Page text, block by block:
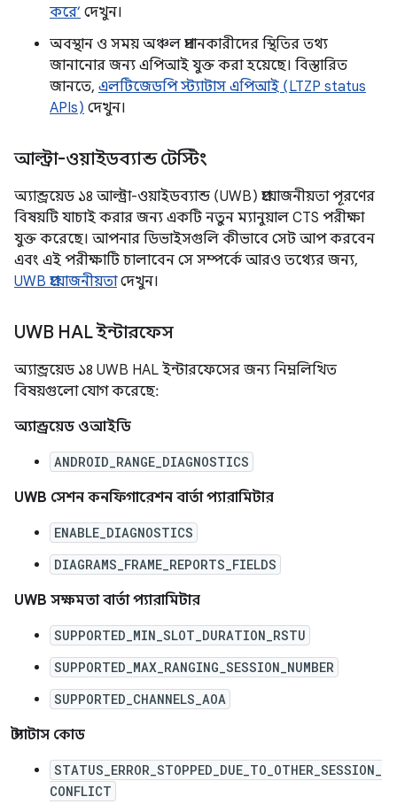
করে’ দেখুন।
অবস্থান ও সময় অঞ্চল প্রদানকারীদের স্থিতির তথ্য
জানানোর জন্য এপিআই যুক্ত করা হয়েছে। বিস্তারিত
জানতে, এলটিজেডপি স্ট্যাটাস এপিআই (LTZP status
APIs) দেখুন।
আল্ট্রা-ওয়াইডব্যান্ড টেস্টিং
অ্যান্ড্রয়েড ১৪ আল্ট্রা-ওয়াইডব্যান্ড (UWB) প্রয়োজনীয়তা পূরণের
বিষয়টি যাচাই করার জন্য একটি নতুন ম্যানুয়াল CTS পরীক্ষা
যুক্ত করেছে। আপনার ডিভাইসগুলি কীভাবে সেট আপ করবেন
এবং এই পরীক্ষাটি চালাবেন সে সম্পর্কে আরও তথ্যের জন্য,
UWB প্রয়োজনীয়তাদেখুন।
UWB HAL ইন্টারফেস
অ্যান্ড্রয়েড ১৪ UWB HAL ইন্টারফেসের জন্য নিম্নলিখিত
বিষয়গুলো যোগ করেছে:
অ্যান্ড্রয়েড ওআইডি
ANDROID_RANGE_DIAGNOSTICS
UWB সেশন কনফিগারেশন বার্তা প্যারামিটার
ENABLE_DIAGNOSTICS
DIAGRAMS_FRAME_REPORTS_FIELDS
UWB সক্ষমতা বার্তা প্যারামিটার
SUPPORTED_MIN_SLOT_DURATION_RSTU
SUPPORTED_MAX_RANGING_SESSION_NUMBER
SUPPORTED_CHANNELS_AOA
স্ট্যাটাস কোড
STATUS_ERROR_STOPPED_DUE_TO_OTHER_SESSION_
CONFLICT